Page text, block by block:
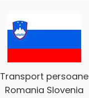
Transport persoane
Romania Slovenia